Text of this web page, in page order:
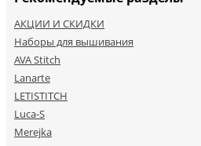
АКЦИИ И СКИДКИ
Наборы для вышивания
AVA Stitch
Lanarte
LETISTITCH
Luca-S
Merejka